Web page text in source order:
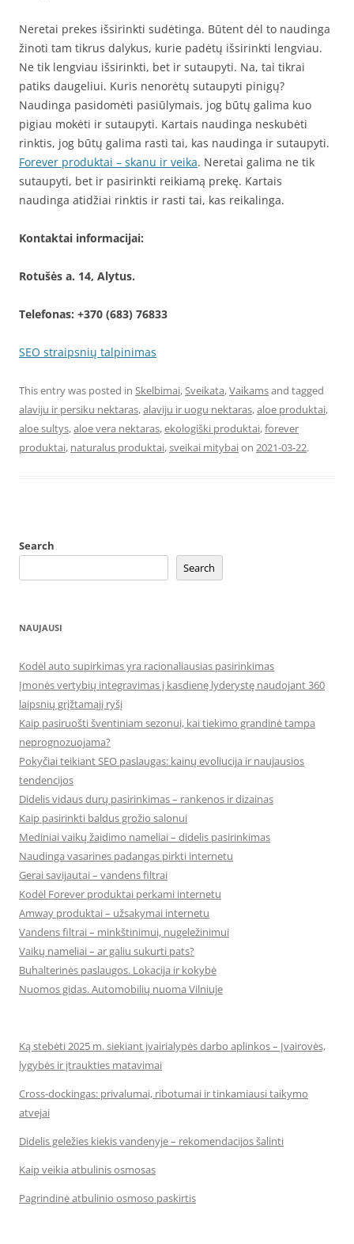
Neretai prekes išsirinkti sudėtinga. Būtent dėl to naudinga
žinoti tam tikrus dalykus, kurie padėtų išsirinkti lengviau.
Ne tik lengviau išsirinkti, bet ir sutaupyti. Na, tai tikrai
patiks daugeliui. Kuris nenorėtų sutaupyti pinigų?
Naudinga pasidomėti pasiūlymais, jog būtų galima kuo
pigiau mokėti ir sutaupyti. Kartais naudinga neskubėti
rinktis, jog būtų galima rasti tai, kas naudinga ir sutaupyti.
Forever produktai – skanu ir veika. Neretai galima ne tik
sutaupyti, bet ir pasirinkti reikiamą prekę. Kartais
naudinga atidžiai rinktis ir rasti tai, kas reikalinga.
Kontaktai informacijai:
Rotušės a. 14, Alytus.
Telefonas: +370 (683) 76833
SEO straipsnių talpinimas
This entry was posted in Skelbimai,Sveikata,Vaikamsand tagged
alaviju ir persiku nektaras,alaviju ir uogu nektaras,aloe produktai,
aloe sultys,aloe vera nektaras,ekologiški produktai,forever
produktai, naturalus produktai,sveikai mitybaion 2021-03-22.
Search
Search
NAUJAUSI
Kodėl auto supirkimas yra racionaliausias pasirinkimas
Įmonės vertybių integravimas į kasdienę lyderystę naudojant 360
laipsnių grįžtamąjį ryšį
Kaip pasiruošti šventiniam sezonui, kai tiekimo grandinė tampa
neprognozuojama?
Pokyčiai teikiant SEO paslaugas: kainų evoliucija ir naujausios
tendencijos
Didelis vidaus durų pasirinkimas – rankenos ir dizainas
Kaip pasirinkti baldus grožio salonui
Mediniai vaikų žaidimo nameliai – didelis pasirinkimas
Naudinga vasarines padangas pirkti internetu
Gerai savijautai – vandens filtrai
Kodėl Forever produktai perkami internetu
Amway produktai – užsakymai internetu
Vandens filtrai – minkštinimui, nugeležinimui
Vaikų nameliai – ar galiu sukurti pats?
Buhalterinės paslaugos. Lokacija ir kokybė
Nuomos gidas. Automobilių nuoma Vilniuje
Ką stebėti 2025 m. siekiant įvairialypės darbo aplinkos – Įvairovės,
lygybės ir įtraukties matavimai
Cross-dockingas: privalumai, ribotumai ir tinkamiausi taikymo
atvejai
Didelis geležies kiekis vandenyje – rekomendacijos šalinti
Kaip veikia atbulinis osmosas
Pagrindinė atbulinio osmoso paskirtis